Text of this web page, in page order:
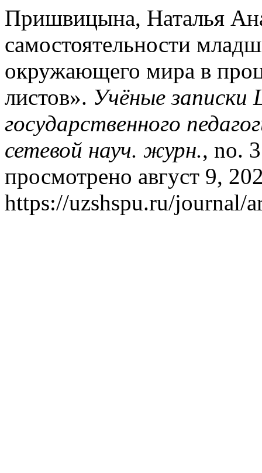
Пришвицына, Наталья
самостоятельности
окружающего мира в
листов». Учёные записки
государственного
сетевой науч. журн., no.
просмотрено август 9,
https://uzshspu.ru/journal/